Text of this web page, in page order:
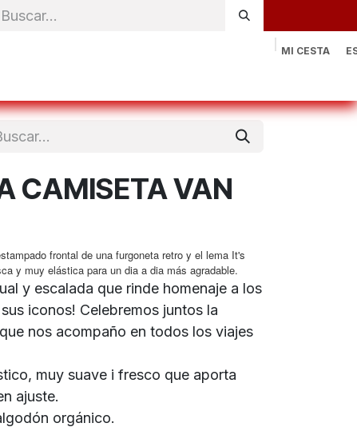
MI CESTA
CAMISETA VAN
frontal de una furgoneta retro y el lema It's
y muy elástica para un dia a dia más agradable.
y escalada que rinde homenaje a los
iconos! Celebremos juntos la
nos acompaño en todos los viajes
muy suave i fresco que aporta
ajuste.
orgánico.